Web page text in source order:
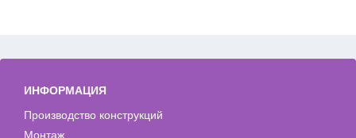
ИНФОРМАЦИЯ
Производство конструкций
Монтаж